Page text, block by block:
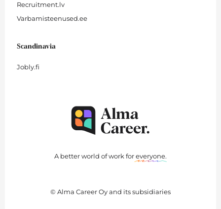
Recruitment.lv
Varbamisteenused.ee
Scandinavia
Jobly.fi
A better world of work foreveryone.
© Alma Career Oy and its subsidiaries